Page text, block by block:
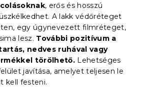
, erős és hosszú
A lakk védőréteget
egy úgynevezett filmréteget,
lesz. További pozitívum a
nedves ruhával vagy
törölhető. Lehetséges
javítása, amelyet teljesen le
kell festeni.